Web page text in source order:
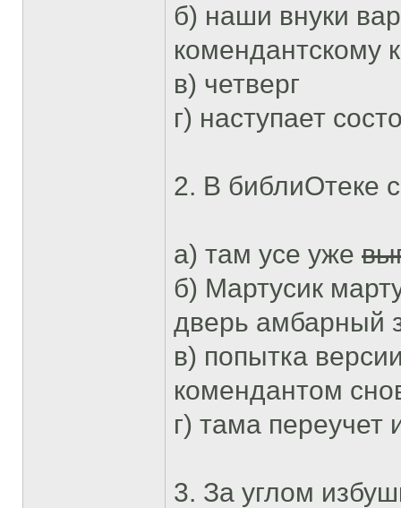
б) наши внуки
комендантскому
в) четверг
г) наступает
2. В библиОтеке
а) там усе уже
б) Мартусик
дверь амбарный
в) попытка
комендантом
г) тама переучет
3. За углом